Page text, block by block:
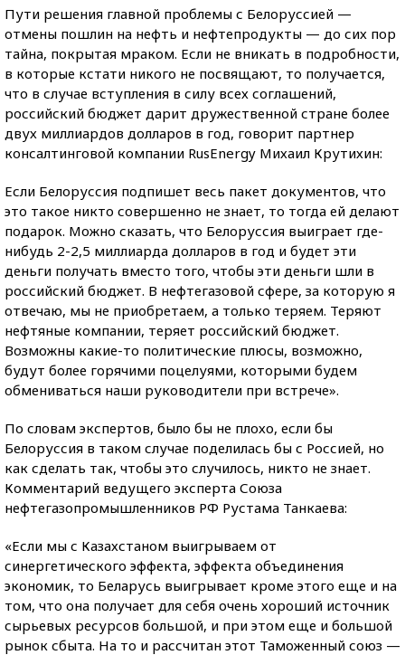
Пути решения главной проблемы с Белоруссией —
отмены пошлин на нефть и нефтепродукты — до сих пор
тайна, покрытая мраком. Если не вникать в подробности,
в которые кстати никого не посвящают, то получается,
что в случае вступления в силу всех соглашений,
российский бюджет дарит дружественной стране более
двух миллиардов долларов в год, говорит партнер
консалтинговой компании RusEnergy Михаил Крутихин:
Если Белоруссия подпишет весь пакет документов, что
это такое никто совершенно не знает, то тогда ей делают
подарок. Можно сказать, что Белоруссия выиграет где-
нибудь 2-2,5 миллиарда долларов в год и будет эти
деньги получать вместо того, чтобы эти деньги шли в
российский бюджет. В нефтегазовой сфере, за которую я
отвечаю, мы не приобретаем, а только теряем. Теряют
нефтяные компании, теряет российский бюджет.
Возможны какие-то политические плюсы, возможно,
будут более горячими поцелуями, которыми будем
обмениваться наши руководители при встрече».
По словам экспертов, было бы не плохо, если бы
Белоруссия в таком случае поделилась бы с Россией, но
как сделать так, чтобы это случилось, никто не знает.
Комментарий ведущего эксперта Союза
нефтегазопромышленников РФ Рустама Танкаева:
«Если мы с Казахстаном выигрываем от
синергетического эффекта, эффекта объединения
экономик, то Беларусь выигрывает кроме этого еще и на
том, что она получает для себя очень хороший источник
сырьевых ресурсов большой, и при этом еще и большой
рынок сбыта. На то и рассчитан этот Таможенный союз —